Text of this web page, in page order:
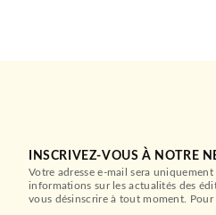
INSCRIVEZ-VOUS À NOTRE
Votre adresse e-mail sera
informations sur les actualités des
vous désinscrire à tout moment.